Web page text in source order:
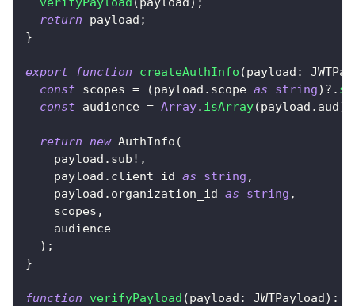
return payload ;
}
export function createAuthInfo (payload :
const scopes = (payload . scope as string) ?.
const audience = Array. isArray(payload . aud)
return new AuthInfo (
    payload
. sub ! ,
    payload
. client_id as string ,
    payload
. organization_id as string ,
    scopes
,
    audience
) ;
}
function verifyPayload (payload : JWTPayload) :